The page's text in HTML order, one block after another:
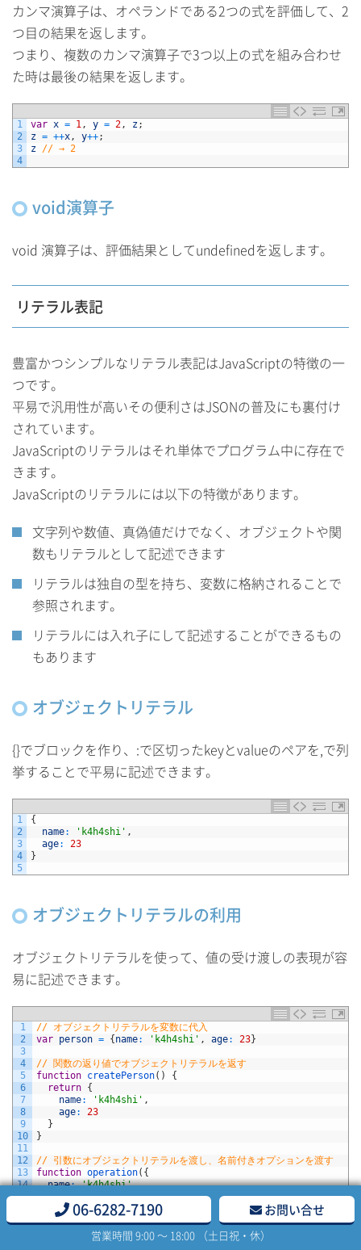
カンマ演算子は、オペランドである2つの式を評価して、2
つ目の結果を返します。
つまり、複数のカンマ演算子で3つ以上の式を組み合わせ
た時は最後の結果を返します。
1
2
3
4
var x = 1, y = 2, z;
z = ++x, y++;
z // → 2
void演算子
void 演算子は、評価結果としてundefinedを返します。
リテラル表記
豊富かつシンプルなリテラル表記はJavaScriptの特徴の一
つです。
平易で汎用性が高いその便利さはJSONの普及にも裏付け
されています。
JavaScriptのリテラルはそれ単体でプログラム中に存在で
きます。
JavaScriptのリテラルには以下の特徴があります。
文字列や数値、真偽値だけでなく、オブジェクトや関
数もリテラルとして記述できます
リテラルは独自の型を持ち、変数に格納されることで
参照されます。
リテラルには入れ子にして記述することができるもの
もあります
オブジェクトリテラル
{}でブロックを作り、:で区切ったkeyとvalueのペアを,で列
挙することで平易に記述できます。
1
2
3
4
5
{
name: 'k4h4shi' ,
age:
23
}
オブジェクトリテラルの利用
オブジェクトリテラルを使って、値の受け渡しの表現が容
易に記述できます。
1
2
3
4
5
6
7
8
9
10
11
12
13
14
15
17
// オブジェクトリテラルを変数に代入
var person = { name: 'k4h4shi' , age: 23}
// 関数の返り値でオブジェクトリテラルを返す
function createPerson( )
{
return {
name: 'k4h4shi' ,
age:
23
}
}
// 引数にオブジェクトリテラルを渡し、名前付きオプションを渡す
function operation( {
name: 'k4h4shi',
age: 23,
married: false
})
06-6282-7190 お問い合せ
営業時間 9:00 〜 18:00 （土日祝・休）